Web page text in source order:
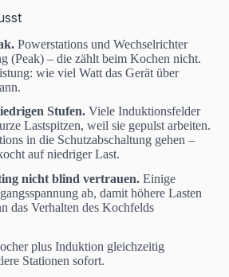
Powerstations und Wechselrichter
(Peak) – die zählt beim Kochen nicht.
wie viel Watt das Gerät über
Stufen. Viele Induktionsfelder
Lastspitzen, weil sie gepulst arbeiten.
in die Schutzabschaltung gehen –
auf niedriger Last.
nicht blind vertrauen. Einige
ab, damit höhere Lasten
das Verhalten des Kochfelds
plus Induktion gleichzeitig
Stationen sofort.